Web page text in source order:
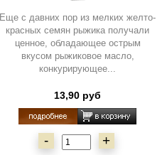
Еще с давних пор из мелких желто-
красных семян рыжика получали
ценное, обладающее острым
вкусом рыжиковое масло,
конкурирующее...
13,90 руб
- +